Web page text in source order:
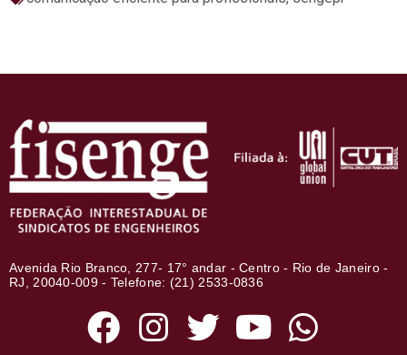
Avenida Rio Branco, 277- 17° andar - Centro - Rio de Janeiro -
RJ, 20040-009 - Telefone: (21) 2533-0836